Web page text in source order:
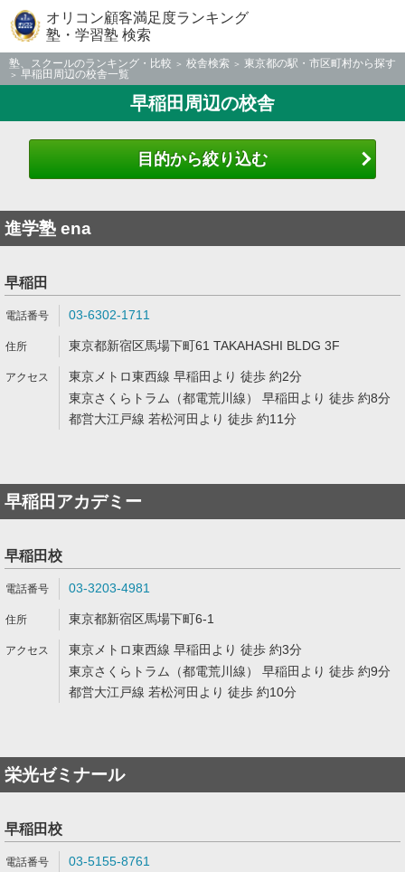
オリコン顧客満足度ランキング
塾・学習塾 検索
塾、スクールのランキング・比較 校舎検索
東京都の駅・市区町村から探す
早稲田周辺の校舎一覧
早稲田周辺の校舎
目的から絞り込む
進学塾 ena
早稲田
03-6302-1711
東京都新宿区馬場下町61 TAKAHASHI BLDG 3F
東京メトロ東西線 早稲田より 徒歩 約2分
東京さくらトラム（都電荒川線） 早稲田より 徒歩 約8分
都営大江戸線 若松河田より 徒歩 約11分
早稲田アカデミー
早稲田校
03-3203-4981
東京都新宿区馬場下町6-1
東京メトロ東西線 早稲田より 徒歩 約3分
東京さくらトラム（都電荒川線） 早稲田より 徒歩 約9分
都営大江戸線 若松河田より 徒歩 約10分
栄光ゼミナール
早稲田校
03-5155-8761